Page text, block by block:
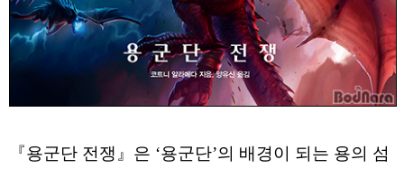
『용군단 전쟁』은 ‘용군단’의 배경이 되는 용의 섬